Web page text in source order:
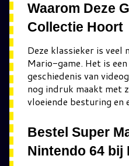
Waarom Deze
Collectie Hoort
Deze klassieker is veel
Mario-game. Het is
geschiedenis van
nog indruk maakt met
vloeiende besturing en
Bestel Super
Nintendo 64 bij